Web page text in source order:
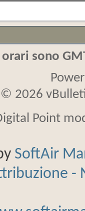
sono
2026
Point
SoftAir